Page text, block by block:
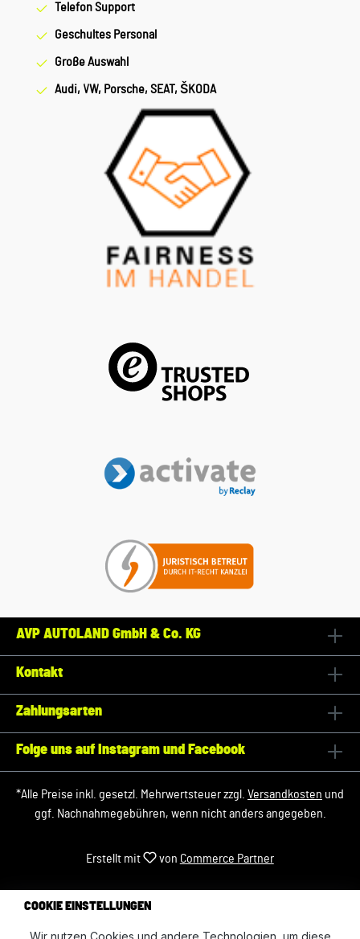
Telefon Support
Geschultes Personal
Große Auswahl
Audi, VW, Porsche, SEAT, ŠKODA
AVP AUTOLAND GmbH & Co. KG
Kontakt
Zahlungsarten
Folge uns auf Instagram und Facebook
*Alle Preise inkl. gesetzl. Mehrwertsteuer zzgl. Versandkosten und
ggf. Nachnahmegebühren, wenn nicht anders angegeben.
Erstellt mit von Commerce Partner
COOKIE EINSTELLUNGEN
Wir nutzen Cookies und andere Technologien, um diese